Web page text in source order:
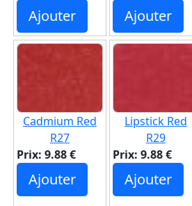
Ajouter Ajouter
Cadmium Red
R27
Prix: 9.88 €
Ajouter
Lipstick Red
R29
Prix: 9.88 €
Ajouter